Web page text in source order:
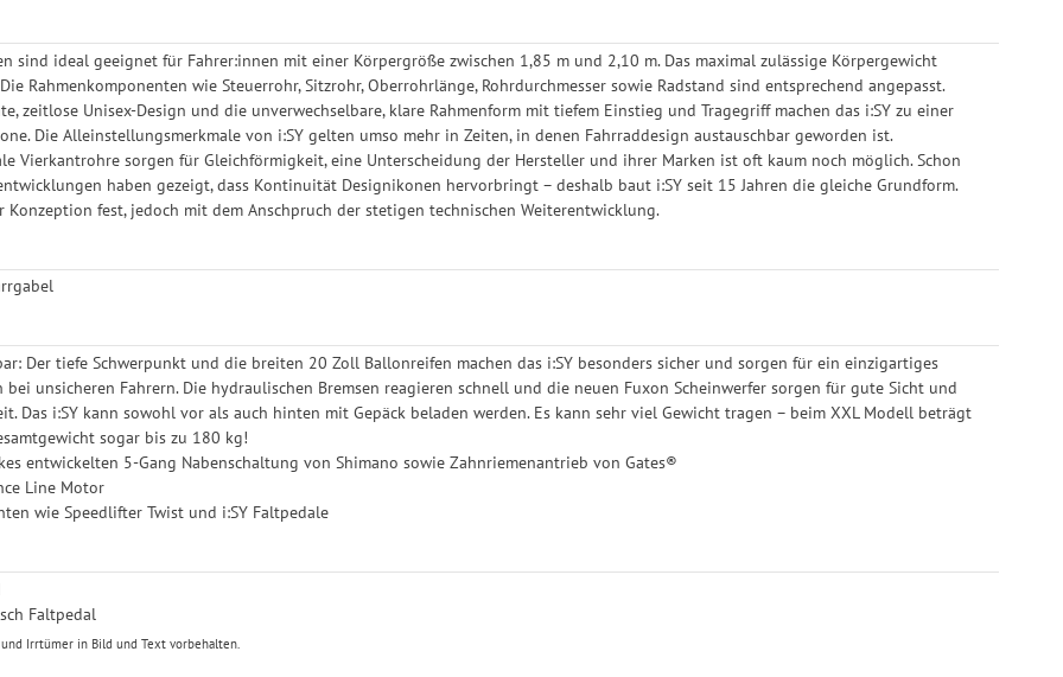
sind ideal geeignet für Fahrer:innen mit einer Körpergröße zwischen 1,85 m und 2,10 m. Das maximal zulässige Körpergewicht
Rahmenkomponenten wie Steuerrohr, Sitzrohr, Oberrohrlänge, Rohrdurchmesser sowie Radstand sind entsprechend angepasst.
zeitlose Unisex-Design und die unverwechselbare, klare Rahmenform mit tiefem Einstieg und Tragegriff machen das i:SY zu einer
Die Alleinstellungsmerkmale von i:SY gelten umso mehr in Zeiten, in denen Fahrraddesign austauschbar geworden ist.
Vierkantrohre sorgen für Gleichförmigkeit, eine Unterscheidung der Hersteller und ihrer Marken ist oft kaum noch möglich. Schon
haben gezeigt, dass Kontinuität Designikonen hervorbringt – deshalb baut i:SY seit 15 Jahren die gleiche Grundform.
Konzeption fest, jedoch mit dem Anschpruch der stetigen technischen Weiterentwicklung.
Der tiefe Schwerpunkt und die breiten 20 Zoll Ballonreifen machen das i:SY besonders sicher und sorgen für ein einzigartiges
bei unsicheren Fahrern. Die hydraulischen Bremsen reagieren schnell und die neuen Fuxon Scheinwerfer sorgen für gute Sicht und
Das i:SY kann sowohl vor als auch hinten mit Gepäck beladen werden. Es kann sehr viel Gewicht tragen – beim XXL Modell beträgt
sogar bis zu 180 kg!
entwickelten 5-Gang Nabenschaltung von Shimano sowie Zahnriemenantrieb von Gates®
Line Motor
wie Speedlifter Twist und i:SY Faltpedale
Faltpedal
Irrtümer in Bild und Text vorbehalten.